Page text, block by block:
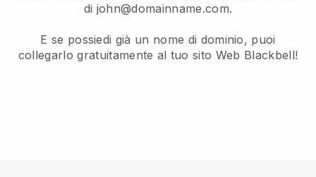
di john@domainname.com.
E se possiedi già un nome di dominio, puoi
collegarlo gratuitamente al tuo sito Web Blackbell!